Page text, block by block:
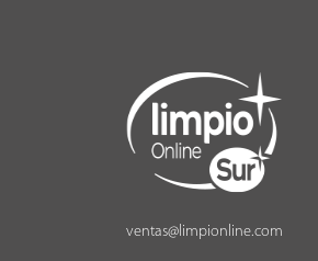
ventas@limpionline.com